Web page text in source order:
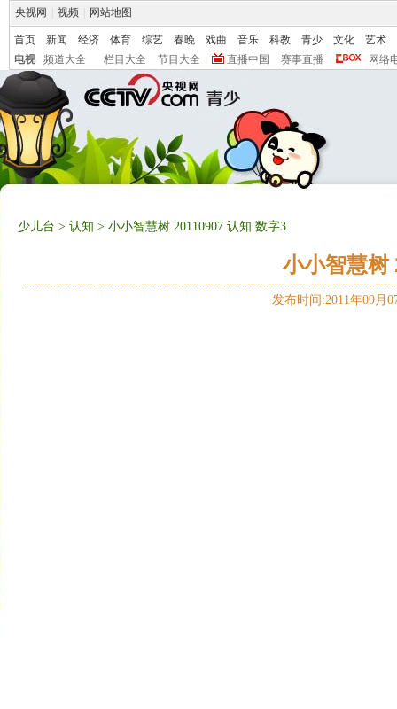
央视网 视频 网站地图
首页 新闻 经济 体育 综艺 春晚 戏曲 音乐 科教 青少 文化
艺术
电视
频道大全 栏目大全 节目大全 直播中国 赛事直播 网络
少儿台 > 认知 > 小小智慧树 20110907 认知 数字3
小小智慧树
发布时间:2011年09月